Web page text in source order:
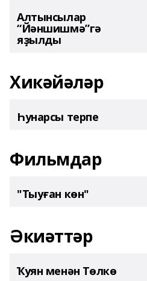
Алтынсылар
“Йәншишмә”гә
яҙылды
Хикәйәләр
Һунарсы терпе
Фильмдар
"Тыуған көн"
Әкиәттәр
Ҡуян менән Төлкө